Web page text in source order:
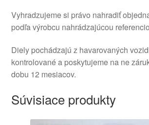
Vyhradzujeme si právo nahradiť
podľa výrobcu nahrádzajúcou
Diely pochádzajú z havarovaných
kontrolované a poskytujeme na ne
dobu 12 mesiacov.
Súvisiace produkty